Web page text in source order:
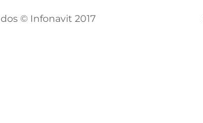
© Infonavit 2017